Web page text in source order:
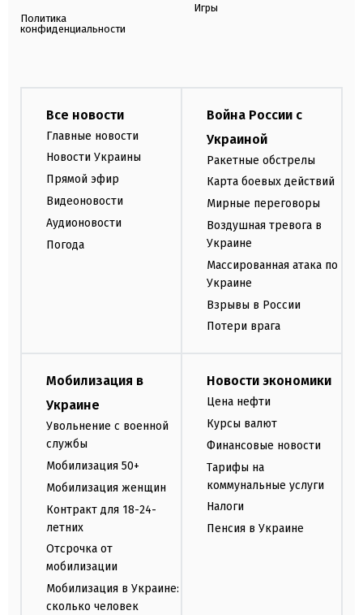
Политика
конфиденциальности
Игры
Все новости
Главные новости
Новости Украины
Прямой эфир
Видеоновости
Аудионовости
Погода
Война России с
Украиной
Ракетные обстрелы
Карта боевых действий
Мирные переговоры
Воздушная тревога в
Украине
Массированная атака по
Украине
Взрывы в России
Потери врага
Мобилизация в
Украине
Увольнение с военной
службы
Мобилизация 50+
Мобилизация женщин
Контракт для 18-24-
летних
Отсрочка от
мобилизации
Мобилизация в Украине:
сколько человек
Новости экономики
Цена нефти
Курсы валют
Финансовые новости
Тарифы на
коммунальные услуги
Налоги
Пенсия в Украине